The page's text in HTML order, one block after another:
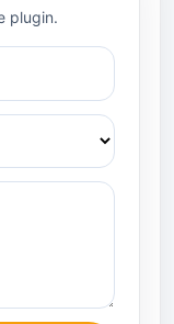
plugin.